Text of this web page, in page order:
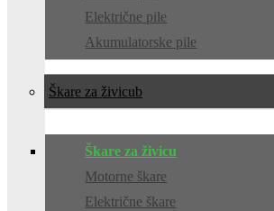
Električne pile
Akumulatorske pile
Škare za živicu
Škare za živicu
Motorne škare
Električne škare